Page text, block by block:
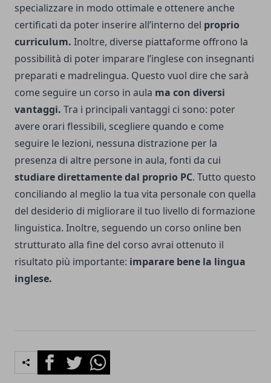
specializzare in modo ottimale e ottenere anche
certificati da poter inserire all’interno del proprio
curriculum. Inoltre, diverse piattaforme offrono la
possibilità di poter imparare l’inglese con insegnanti
preparati e madrelingua. Questo vuol dire che sarà
come seguire un corso in aula ma con diversi
vantaggi. Tra i principali vantaggi ci sono: poter
avere orari flessibili, scegliere quando e come
seguire le lezioni, nessuna distrazione per la
presenza di altre persone in aula, fonti da cui
studiare direttamente dal proprio PC. Tutto questo
conciliando al meglio la tua vita personale con quella
del desiderio di migliorare il tuo livello di formazione
linguistica. Inoltre, seguendo un corso online ben
strutturato alla fine del corso avrai ottenuto il
risultato più importante: imparare bene la lingua
inglese.
FacebookTwitterWhatsapp